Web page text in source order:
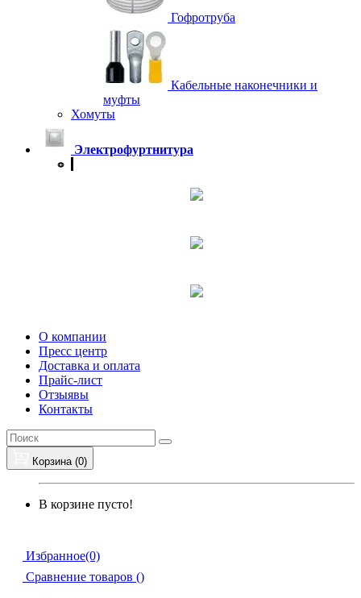
Гофротруба
Кабельные наконечники и
муфты
Хомуты
Электрофуртнитура
О компании
Пресс центр
Доставка и оплата
Прайс-лист
Отзыявы
Контакты
Корзина (0)
В корзине пусто!
Избранное(0)
Сравнение товаров ()